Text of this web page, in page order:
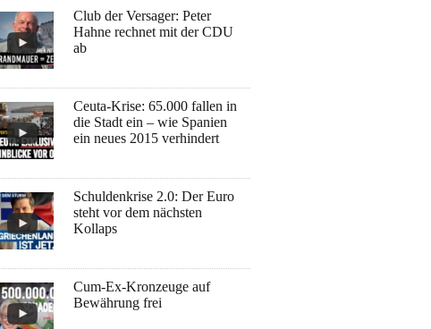
Club der Versager: Peter
Hahne rechnet mit der CDU
ab
Ceuta-Krise: 65.000 fallen in
die Stadt ein – wie Spanien
ein neues 2015 verhindert
Schuldenkrise 2.0: Der Euro
steht vor dem nächsten
Kollaps
Cum-Ex-Kronzeuge auf
Bewährung frei